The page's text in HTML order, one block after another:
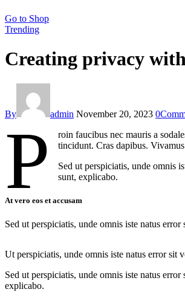
Go to Shop
Trending
Creating privacy
By admin November 20, 2023 0
P
roin faucibus nec mauris a
tincidunt. Cras dapibus.
Sed ut perspiciatis, unde omnis
sunt, explicabo.
At vero eos et accusam
Sed ut perspiciatis, unde omnis iste natus
Ut perspiciatis, unde omnis iste natus error sit
Sed ut perspiciatis, unde omnis iste natus
explicabo.